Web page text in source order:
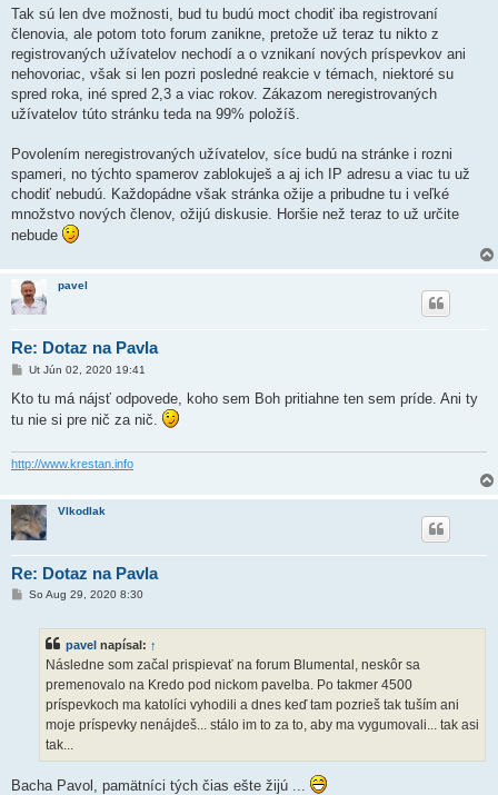
Tak sú len dve možnosti, bud tu budú moct chodiť iba registrovaní
členovia, ale potom toto forum zanikne, pretože už teraz tu nikto z
registrovaných užívatelov nechodí a o vznikaní nových príspevkov ani
nehovoriac, však si len pozri posledné reakcie v témach, niektoré su
spred roka, iné spred 2,3 a viac rokov. Zákazom neregistrovaných
užívatelov túto stránku teda na 99% položíš.
Povolením neregistrovaných užívatelov, síce budú na stránke i rozni
spameri, no týchto spamerov zablokuješ a aj ich IP adresu a viac tu už
chodiť nebudú. Každopádne však stránka ožije a pribudne tu i veľké
množstvo nových členov, ožijú diskusie. Horšie než teraz to už určite
nebude
pavel
Re: Dotaz na Pavla
P
í
p
o
Ut Jún 02, 2020 19:41
Kto tu má nájsť odpovede, koho sem Boh pritiahne ten sem príde. Ani ty
tu nie si pre nič za nič.
http://www.krestan.info
Vlkodlak
Re: Dotaz na Pavla
PSo Aug 29, 2020 8:30
pavel napísal: ↑
Následne som začal prispievať na forum Blumental, neskôr sa
premenovalo na Kredo pod nickom pavelba. Po takmer 4500
príspevkoch ma katolíci vyhodili a dnes keď tam pozrieš tak tuším ani
moje príspevky nenájdeš... stálo im to za to, aby ma vygumovali... tak asi
tak...
Bacha Pavol, pamätníci tých čias ešte žijú ...